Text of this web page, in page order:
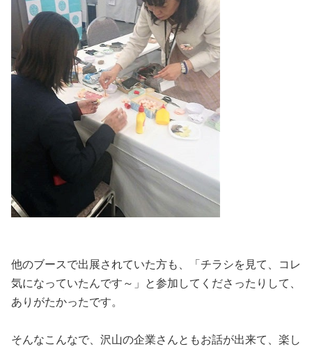
他のブースで出展されていた方も、「チラシを見て、コレ
気になっていたんです～」と参加してくださったりして、
ありがたかったです。
そんなこんなで、沢山の企業さんともお話が出来て、楽し